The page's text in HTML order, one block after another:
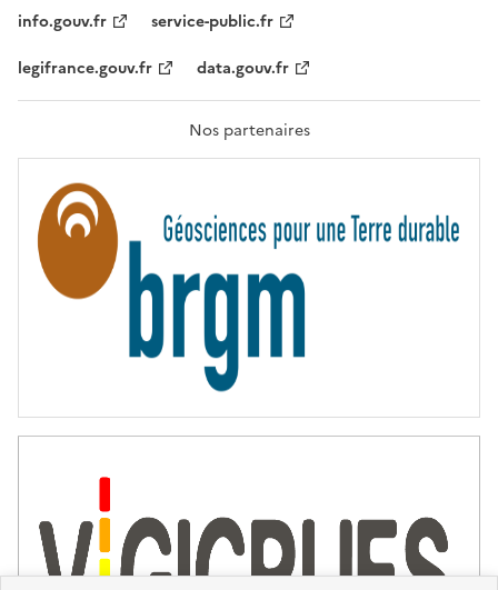
F
A
T
R
T
É
info.gouv.fr
service-public.fr
legifrance.gouv.fr
data.gouv.fr
Nos partenaires